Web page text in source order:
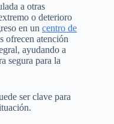
a otras
o deterioro
en un centro de
ofrecen atención
ayudando a
segura para la
ser clave para